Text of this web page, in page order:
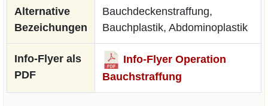
Alternative
Bezeichungen
Bauchdeckenstraffung,
Bauchplastik, Abdominoplastik
Info-Flyer als
PDF
Info-Flyer Operation
Bauchstraffung